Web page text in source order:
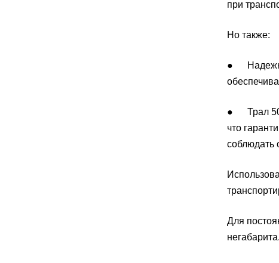
при
Но также:
●
● Трал 50
что
соблюдать
Для